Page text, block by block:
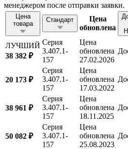
менеджером после отправки заявки.
Цена
товара
Стандарт
Цена
обновлена
ЛУЧШИЙ
38 382 ₽
Серия
3.407.1-
157
Цена
обновлена
27.02.2026
20 173 ₽
Серия
3.407.1-
157
Цена
обновлена
17.03.2022
38 961 ₽
Серия
3.407.1-
157
Цена
обновлена
18.11.2025
50 082 ₽
Серия
3.407.1-
157
Цена
обновлена
25.08.2023